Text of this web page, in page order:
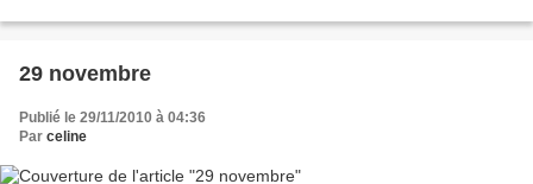
29 novembre
Publié le 29/11/2010 à 04:36
Par celine